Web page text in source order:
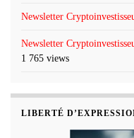
Newsletter
Newsletter
1 765 views
LIBERTÉ